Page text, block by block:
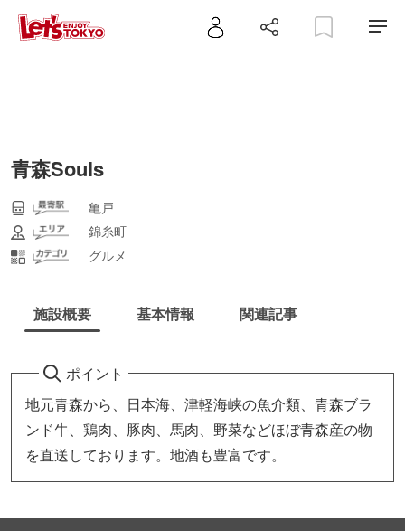
青森Souls
亀戸
錦糸町
グルメ
施設概要 基本情報 関連記事
ポイント
地元青森から、日本海、津軽海峡の魚介類、青森ブラ
ンド牛、鶏肉、豚肉、馬肉、野菜などほぼ青森産の物
を直送しております。地酒も豊富です。